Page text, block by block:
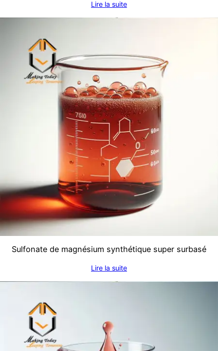
Lire la suite
Sulfonate de magnésium synthétique super surbasé
Lire la suite